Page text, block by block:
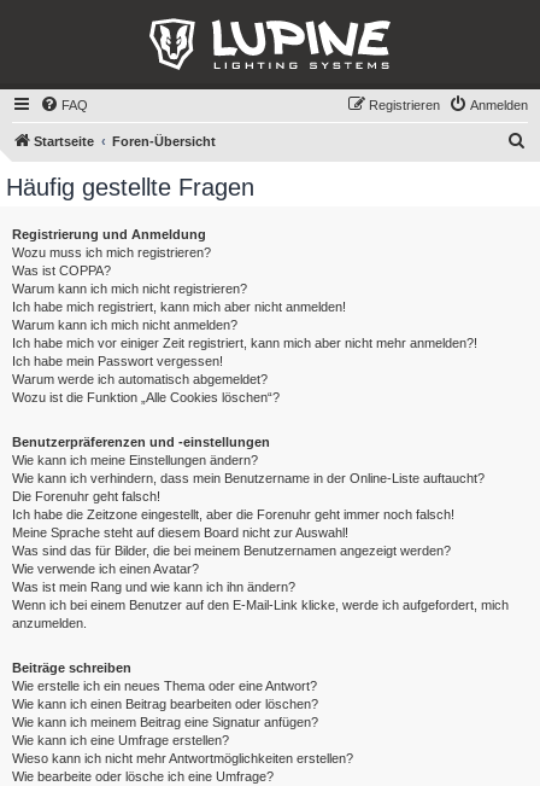
FAQ Anmelden
Registrieren
Startseite Foren-Übersicht
Häufig gestellte Fragen
Registrierung und Anmeldung
Wozu muss ich mich registrieren?
Was ist COPPA?
Warum kann ich mich nicht registrieren?
Ich habe mich registriert, kann mich aber nicht anmelden!
Warum kann ich mich nicht anmelden?
Ich habe mich vor einiger Zeit registriert, kann mich aber nicht mehr anmelden?!
Ich habe mein Passwort vergessen!
Warum werde ich automatisch abgemeldet?
Wozu ist die Funktion „Alle Cookies löschen“?
Benutzerpräferenzen und -einstellungen
Wie kann ich meine Einstellungen ändern?
Wie kann ich verhindern, dass mein Benutzername in der Online-Liste auftaucht?
Die Forenuhr geht falsch!
Ich habe die Zeitzone eingestellt, aber die Forenuhr geht immer noch falsch!
Meine Sprache steht auf diesem Board nicht zur Auswahl!
Was sind das für Bilder, die bei meinem Benutzernamen angezeigt werden?
Wie verwende ich einen Avatar?
Was ist mein Rang und wie kann ich ihn ändern?
Wenn ich bei einem Benutzer auf den E-Mail-Link klicke, werde ich aufgefordert, mich
anzumelden.
Beiträge schreiben
Wie erstelle ich ein neues Thema oder eine Antwort?
Wie kann ich einen Beitrag bearbeiten oder löschen?
Wie kann ich meinem Beitrag eine Signatur anfügen?
Wie kann ich eine Umfrage erstellen?
Wieso kann ich nicht mehr Antwortmöglichkeiten erstellen?
Wie bearbeite oder lösche ich eine Umfrage?